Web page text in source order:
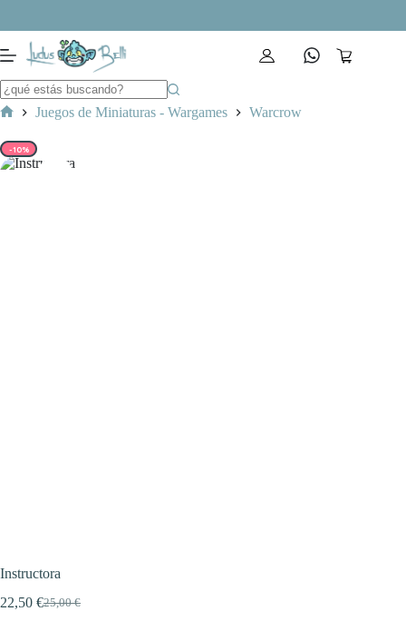
contenido
Carro
Juegos de Miniaturas - Wargames Warcrow
-10%
Instructora
25,00€
El
22,50 €El